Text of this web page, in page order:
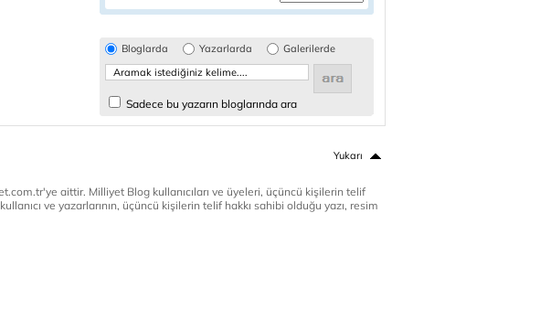
Bloglarda Yazarlarda Galerilerde
Sadece bu yazarın bloglarında ara
Yukarı
aittir. Milliyet Blog kullanıcıları ve üyeleri, üçüncü kişilerin telif
ve yazarlarının, üçüncü kişilerin telif hakkı sahibi olduğu yazı, resim